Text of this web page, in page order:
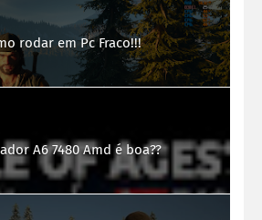
rodar em Pc Fraco!!!
A6 7480 Amd é boa??